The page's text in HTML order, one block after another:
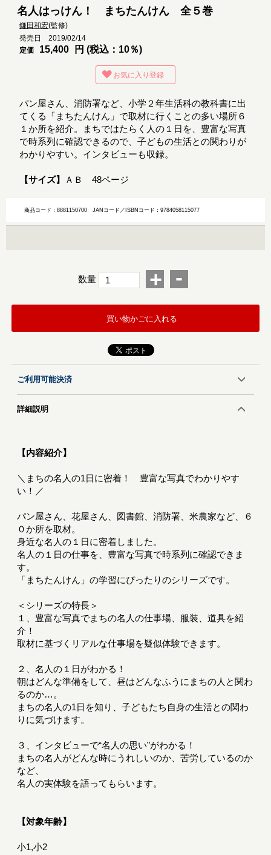
名人はっけん！ まちたんけん 全５巻
鎌田和宏(監修)
発売日 2019/02/14
定価
15,400 円 (税込：10％)
お気に入り登録
パン屋さん、消防署など、小学２年生活科の教科書に出
てくる「まちたんけん」で取材に行くことの多い場所６
１か所を紹介。まちではたらく人の１日を、豊富な写真
で時系列に確認できるので、子どもの生活との関わりが
わかりやすい。インタビューも収録。
【サイズ】 ＡＢ 48ページ
商品コード：8881150700JANコード／ISBNコード：9784058115077
数量 + -
買い物かごに入れる
ご利用可能決済
詳細説明
【内容紹介】
＼まちの名人の1日に密着！ 豊富な写真でわかりやす
い！／
パン屋さん、花屋さん、図書館、消防署、米農家など、６
０か所を取材。
身近な名人の１日に密着しました。
名人の１日の仕事を、豊富な写真で時系列に確認できま
す。
「まちたんけん」の学習にぴったりのシリーズです。
＜シリーズの特長＞
１、豊富な写真でまちの名人の仕事場、服装、道具を紹
介！
取材に基づくリアルな仕事場を疑似体験できます。
２、名人の１日がわかる！
朝はどんな準備をして、昼はどんなふうにまちの人と関わ
るのか…。
まちの名人の1日を知り、子どもたち自身の生活との関わ
りに気づけます。
３、インタビューで“名人の思い”がわかる！
まちの名人がどんな時にうれしいのか、苦労しているのか
など、
名人の実体験を語ってもらいます。
【対象年齢】
小1,小2